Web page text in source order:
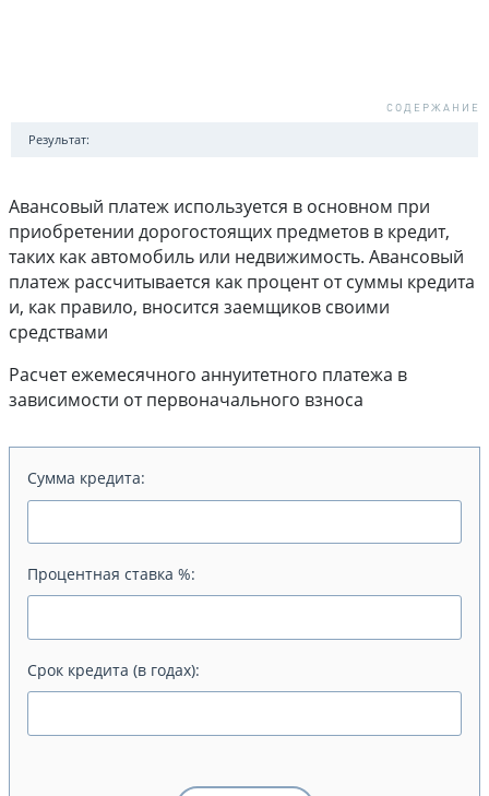
Результат:
Авансовый платеж используется в основном при
приобретении дорогостоящих предметов в кредит,
таких как автомобиль или недвижимость. Авансовый
платеж рассчитывается как процент от суммы кредита
и, как правило, вносится заемщиков своими
средствами
Расчет ежемесячного аннуитетного платежа в
зависимости от первоначального взноса
Сумма кредита:
Процентная ставка %:
Срок кредита (в годах):